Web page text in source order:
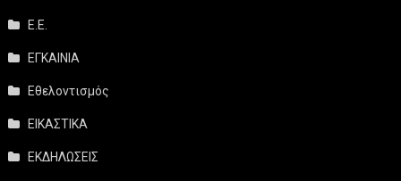
Ε.Ε.
ΕΓΚΑΙΝΙΑ
Εθελοντισμός
ΕΙΚΑΣΤΙΚΑ
ΕΚΔΗΛΩΣΕΙΣ